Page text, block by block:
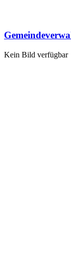
Kein Bild verfügbar